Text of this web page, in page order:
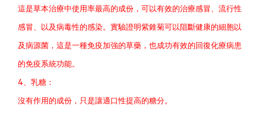
這是草本治療中使用率最高的成份，可以有效的治療感冒、流行性
感冒、以及病毒性的感染。實驗證明紫錐菊可以阻斷健康的細胞以
及病源菌，這是一種免疫加強的草藥，也成功有效的回復化療病患
的免疫系統功能。
4、乳糖：
沒有作用的成份，只是讓適口性提高的糖分。